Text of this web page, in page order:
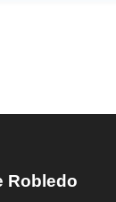
Robledo